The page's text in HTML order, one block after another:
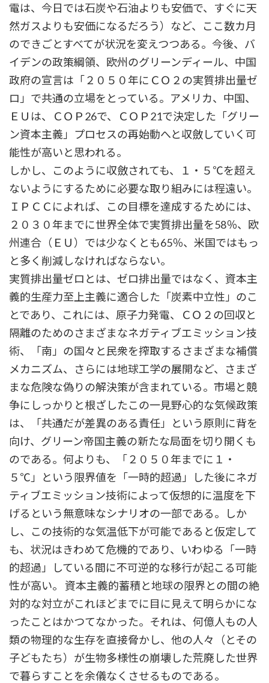
電は、今日では石炭や石油よりも安価で、すぐに天
然ガスよりも安価になるだろう）など、ここ数カ月
のできごとすべてが状況を変えつつある。今後、バ
イデンの政策綱領、欧州のグリーンディール、中国
政府の宣言は「２０５０年にＣＯ２の実質排出量ゼ
ロ」で共通の立場をとっている。アメリカ、中国、
ＥＵは、ＣＯＰ26で、ＣＯＰ21で決定した「グリー
ン資本主義」プロセスの再始動へと収斂していく可
能性が高いと思われる。
しかし、このように収斂されても、１・５℃を超え
ないようにするために必要な取り組みには程遠い。
ＩＰＣＣによれば、この目標を達成するためには、
２０３０年までに世界全体で実質排出量を58％、欧
州連合（ＥＵ）では少なくとも65％、米国ではもっ
と多く削減しなければならない。
実質排出量ゼロとは、ゼロ排出量ではなく、資本主
義的生産力至上主義に適合した「炭素中立性」のこ
とであり、これには、原子力発電、ＣＯ２の回収と
隔離のためのさまざまなネガティブエミッション技
術、「南」の国々と民衆を搾取するさまざまな補償
メカニズム、さらには地球工学の展開など、さまざ
まな危険な偽りの解決策が含まれている。市場と競
争にしっかりと根ざしたこの一見野心的な気候政策
は、「共通だが差異のある責任」という原則に背を
向け、グリーン帝国主義の新たな局面を切り開くも
のである。何よりも、「２０５０年までに１・
５℃」という限界値を「一時的超過」した後にネガ
ティブエミッション技術によって仮想的に温度を下
げるという無意味なシナリオの一部である。しか
し、この技術的な気温低下が可能であると仮定して
も、状況はきわめて危機的であり、いわゆる「一時
的超過」している間に不可逆的な移行が起こる可能
性が高い。 資本主義的蓄積と地球の限界との間の絶
対的な対立がこれほどまでに目に見えて明らかにな
ったことはかつてなかった。それは、何億人もの人
類の物理的な生存を直接脅かし、他の人々（とその
子どもたち）が生物多様性の崩壊した荒廃した世界
で暮らすことを余儀なくさせるものである。